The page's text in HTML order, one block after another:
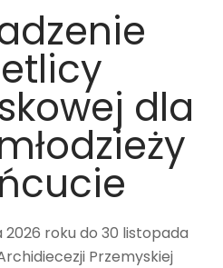
dla
2026 roku do 30 listopada
Przemyskiej